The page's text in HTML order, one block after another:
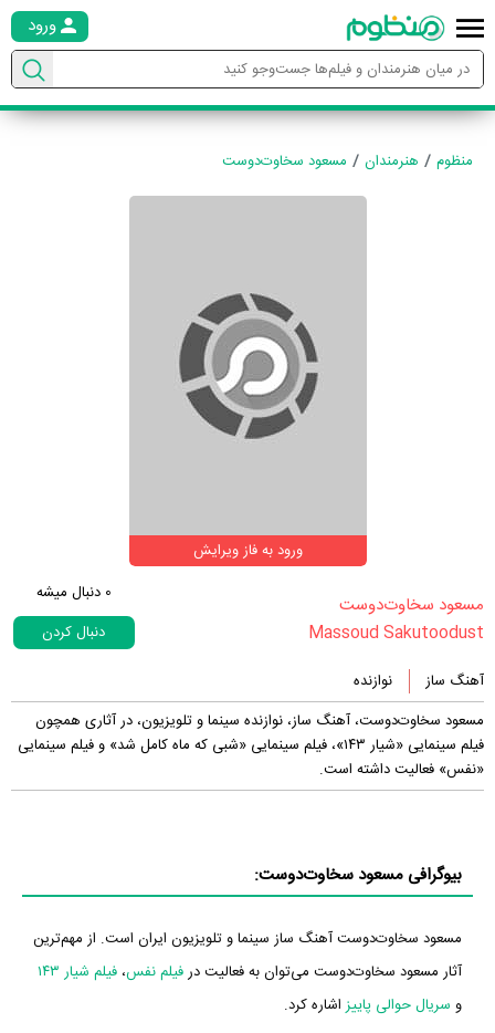
ورود
منظوم هنرمندان مسعود سخاوت‌دوست
ورود به فاز ویرایش
‏مسعود سخاوت‌دوست‏
Massoud Sakutoodust
0 دنبال میشه
دنبال کردن
آهنگ ساز
نوازنده
مسعود سخاوت‌دوست، آهنگ ساز، نوازنده سینما و تلویزیون، در آثاری همچون
فیلم سینمایی «شیار ۱۴۳»، فیلم سینمایی «شبی که ماه کامل شد» و فیلم سینمایی
«نفس» فعالیت داشته است.
بیوگرافی مسعود سخاوت‌دوست:
مسعود سخاوت‌دوست آهنگ ساز سینما و تلویزیون ایران است. از مهم‌ترین
آثار مسعود سخاوت‌دوست می‌توان به فعالیت درفیلم نفس، فیلم شیار ۱۴۳
و سریال حوالی پاییز اشاره کرد.